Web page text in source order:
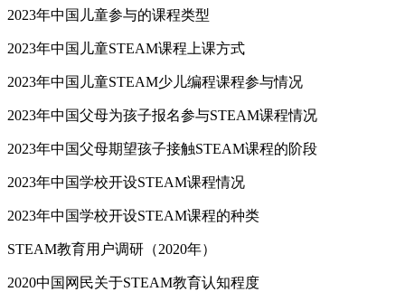
2023年中国儿童参与的课程类型
2023年中国儿童STEAM课程上课方式
2023年中国儿童STEAM少儿编程课程参与情况
2023年中国父母为孩子报名参与STEAM课程情况
2023年中国父母期望孩子接触STEAM课程的阶段
2023年中国学校开设STEAM课程情况
2023年中国学校开设STEAM课程的种类
STEAM教育用户调研（2020年）
2020中国网民关于STEAM教育认知程度